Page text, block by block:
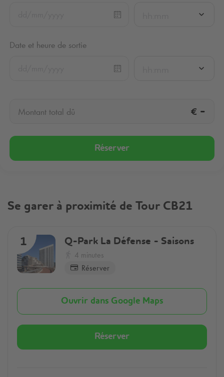
Date et heure de sortie
Montant total dû € -
Réserver
Se garer à proximité de Tour CB21
1 Q-Park La Défense - Saisons
4 minutes
Réserver
Ouvrir dans Google Maps
Réserver